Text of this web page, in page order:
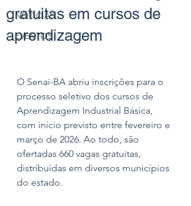
NOTÍCIAS
EVENTOS
gratuitas em cursos de
aprendizagem
O Senai-BA abriu inscrições para o
processo seletivo dos cursos de
Aprendizagem Industrial Básica,
com início previsto entre fevereiro e
março de 2026. Ao todo, são
ofertadas 660 vagas gratuitas,
distribuídas em diversos municípios
do estado.